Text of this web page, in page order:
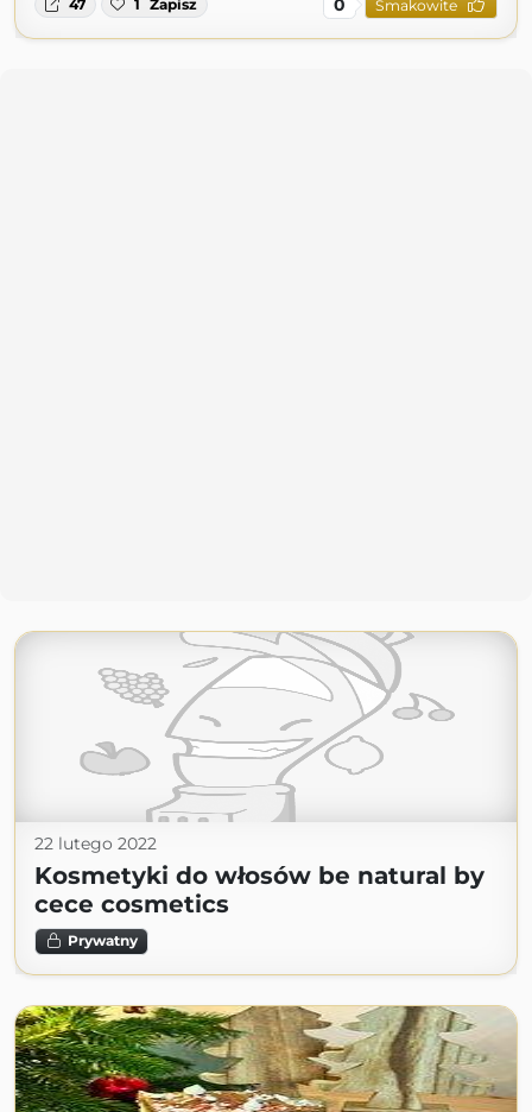
47 1 Zapisz 0 Smakowite
22 lutego 2022
Kosmetyki do włosów be natural by
cece cosmetics
Prywatny